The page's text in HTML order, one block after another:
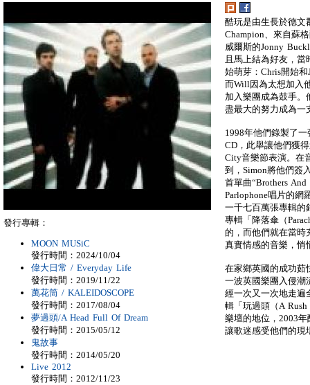
酷玩是由生長於德文
Champion、來自蘇
威爾斯的Jonny
且馬上結為好友，
始萌芽：Chris開始
而Will因為太想加入
加入樂團成為鼓手。
盡最大的努力成為一
1998年他們錄製了
CD，此舉讓他們獲
City音樂節表演。在
到，Simon將他們簽
首單曲“Brothers
Parlophone唱片的網
一千七百萬張專輯的
專輯「降落傘（
的，而他們就在當時
真實情感的音樂，悄
在家鄉英國的成功茹
一波英國樂團入侵潮
經一次又一次地走遍
輯「玩過頭（A
樂壇的地位，2003
讓歌迷感受他們的現
發行專輯：
MOON MUSiC
發行時間：2024/10/04
偉大日常 / Everyday Life
發行時間：2019/11/22
萬花筒 / KALEIDOSCOPE
發行時間：2017/08/04
夢過頭/A Head Full Of Dream
發行時間：2015/05/12
鬼故事
發行時間：2014/05/20
Live 2012
發行時間：2012/11/23